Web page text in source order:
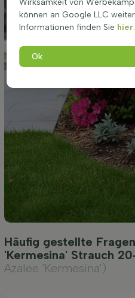
Häufig gestellte
'Kermesina' Strauch
Azalee 'Kermesina')
können an Google LLC
Informationen finden Sie hier.
Ok